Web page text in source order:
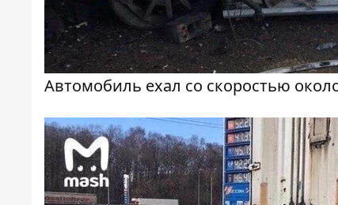
Автомобиль ехал со скоростью